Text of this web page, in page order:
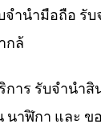
ำนำมือถือ รั
กล้
การ รับจำนำ
าฬิกา และ ข